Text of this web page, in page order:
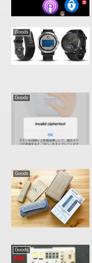
Goods
Goods
Goods
Goods